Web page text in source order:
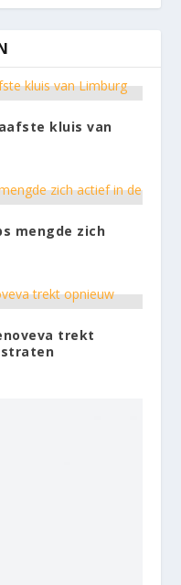
kluis van
mengde zich
trekt
straten